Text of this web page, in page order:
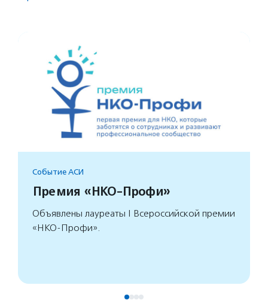
Событие АСИ
Премия «НКО-Профи»
Объявлены лауреаты I Всероссийской премии
«НКО-Профи».